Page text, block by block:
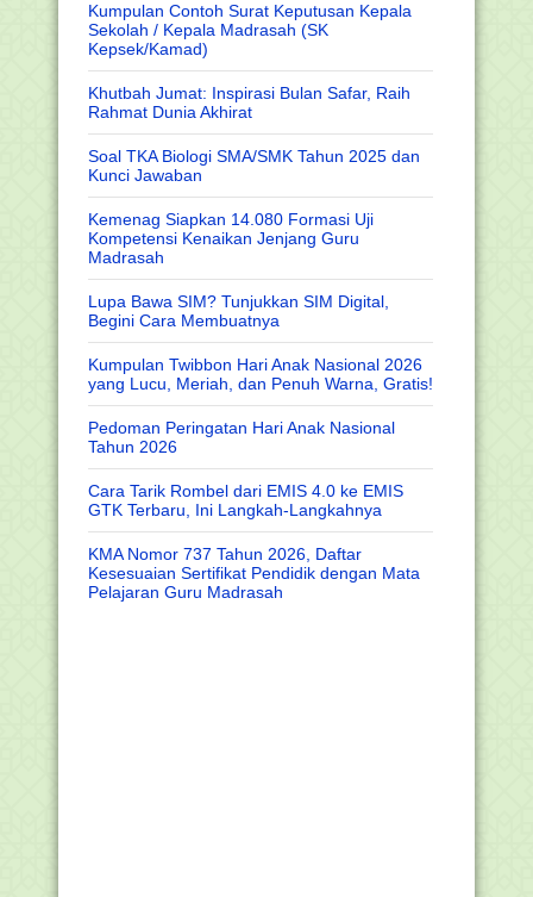
Kumpulan Contoh Surat Keputusan Kepala
Sekolah / Kepala Madrasah (SK
Kepsek/Kamad)
Khutbah Jumat: Inspirasi Bulan Safar, Raih
Rahmat Dunia Akhirat
Soal TKA Biologi SMA/SMK Tahun 2025 dan
Kunci Jawaban
Kemenag Siapkan 14.080 Formasi Uji
Kompetensi Kenaikan Jenjang Guru
Madrasah
Lupa Bawa SIM? Tunjukkan SIM Digital,
Begini Cara Membuatnya
Kumpulan Twibbon Hari Anak Nasional 2026
yang Lucu, Meriah, dan Penuh Warna, Gratis!
Pedoman Peringatan Hari Anak Nasional
Tahun 2026
Cara Tarik Rombel dari EMIS 4.0 ke EMIS
GTK Terbaru, Ini Langkah-Langkahnya
KMA Nomor 737 Tahun 2026, Daftar
Kesesuaian Sertifikat Pendidik dengan Mata
Pelajaran Guru Madrasah